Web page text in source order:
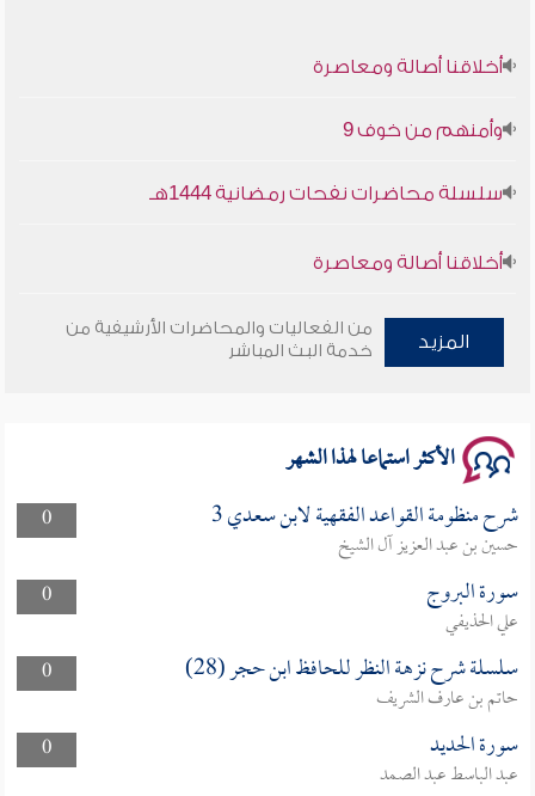
أخلاقنا أصالة ومعاصرة
وأمنهم من خوف 9
أخلاقنا أصالة ومعاصرة
سلسلة محاضرات نفحات رمضانية 1444هـ
المزيد
من الفعاليات والمحاضرات الأرشيفية من
خدمة البث المباشر
الأكثر استماعا لهذا الشهر
0 شرح منظومة القواعد الفقهية لابن سعدي 3
حسين بن عبد العزيز آل الشيخ
0
سورة البروج
علي الحذيفي
0
سلسلة شرح نزهة النظر للحافظ ابن حجر (28)
حاتم بن عارف الشريف
0
سورة الحديد
عبد الباسط عبد الصمد